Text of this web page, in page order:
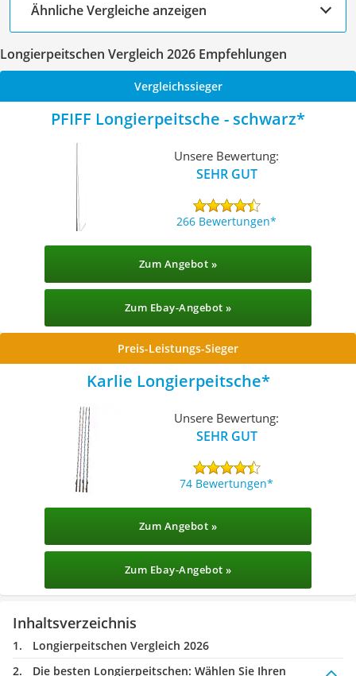
Ähnliche Vergleiche anzeigen
Longierpeitschen Vergleich 2026 Empfehlungen
Vergleichssieger
PFIFF Longierpeitsche - schwarz
Unsere Bewertung:
SEHR GUT
266 Bewertungen
Zum Angebot »
Zum Ebay-Angebot »
Preis-Leistungs-Sieger
Karlie Longierpeitsche
Unsere Bewertung:
SEHR GUT
74 Bewertungen
Zum Angebot »
Zum Ebay-Angebot »
Inhaltsverzeichnis
Longierpeitschen Vergleich 2026
Die besten Longierpeitschen: Wählen Sie Ihren